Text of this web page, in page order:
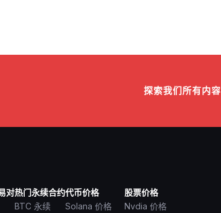
探索我们所有内容
对热门永续合约
BTC 永续
代币价格
Solana 价格
股票价格
Nvdia 价格